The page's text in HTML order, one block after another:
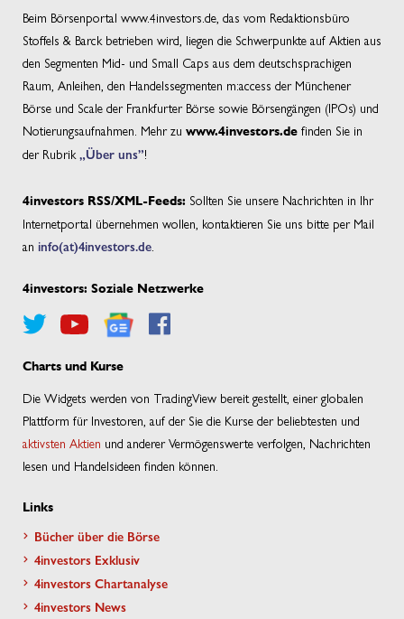
Beim Börsenportal www.4investors.de, das vom Redaktionsbüro
Stoffels & Barck betrieben wird, liegen die Schwerpunkte auf Aktien aus
den Segmenten Mid- und Small Caps aus dem deutschsprachigen
Raum, Anleihen, den Handelssegmenten m:access der Münchener
Börse und Scale der Frankfurter Börse sowie Börsengängen (IPOs) und
Notierungsaufnahmen. Mehr zu www.4investors.de finden Sie in
der Rubrik „Über uns”!
4investors RSS/XML-Feeds: Sollten Sie unsere Nachrichten in Ihr
Internetportal übernehmen wollen, kontaktieren Sie uns bitte per Mail
an info(at)4investors.de
4investors: Soziale Netzwerke
Charts und Kurse
Die Widgets werden von TradingView bereit gestellt, einer globalen
Plattform für Investoren, auf der Sie die Kurse der beliebtesten und
aktivsten Aktien und anderer Vermögenswerte verfolgen, Nachrichten
lesen und Handelsideen finden können.
Links
Bücher über die Börse
4investors Exklusiv
4investors Chartanalyse
4investors News